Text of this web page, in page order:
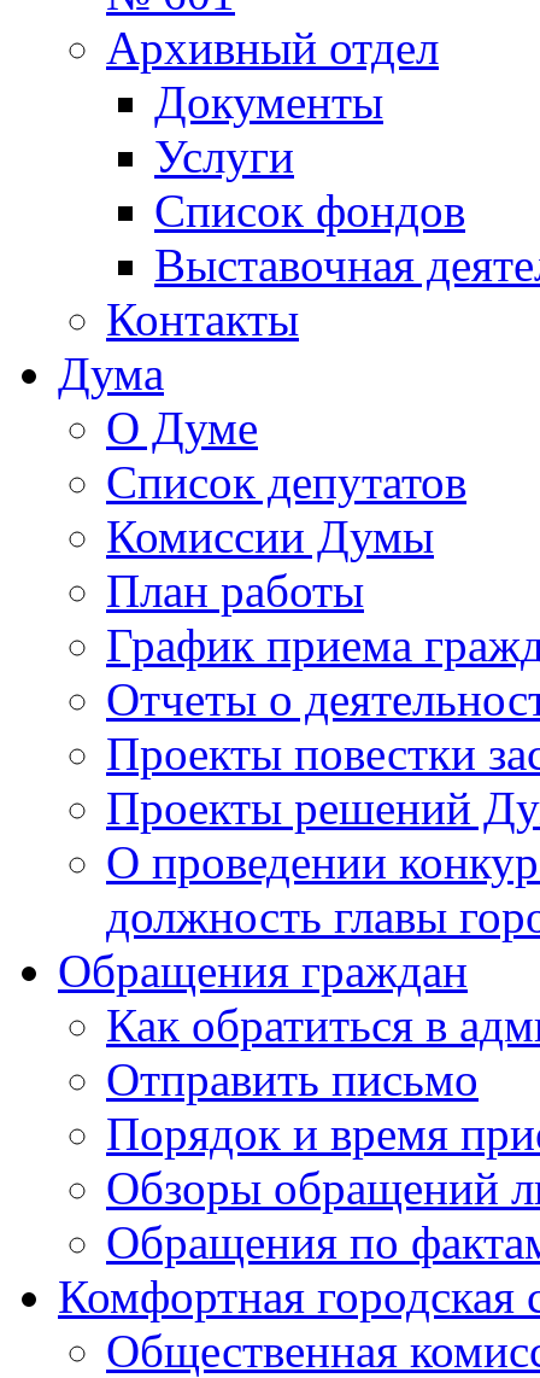
Архивный отдел
Документы
Услуги
Список фондов
Выставочная
Контакты
Дума
О Думе
Список депутатов
Комиссии Думы
План работы
График приема
Отчеты о
Проекты повестки
Проекты решений
О проведении
должность главы
Обращения граждан
Как обратиться в
Отправить письмо
Порядок и время
Обзоры обращений
Обращения по
Комфортная городская
Общественная